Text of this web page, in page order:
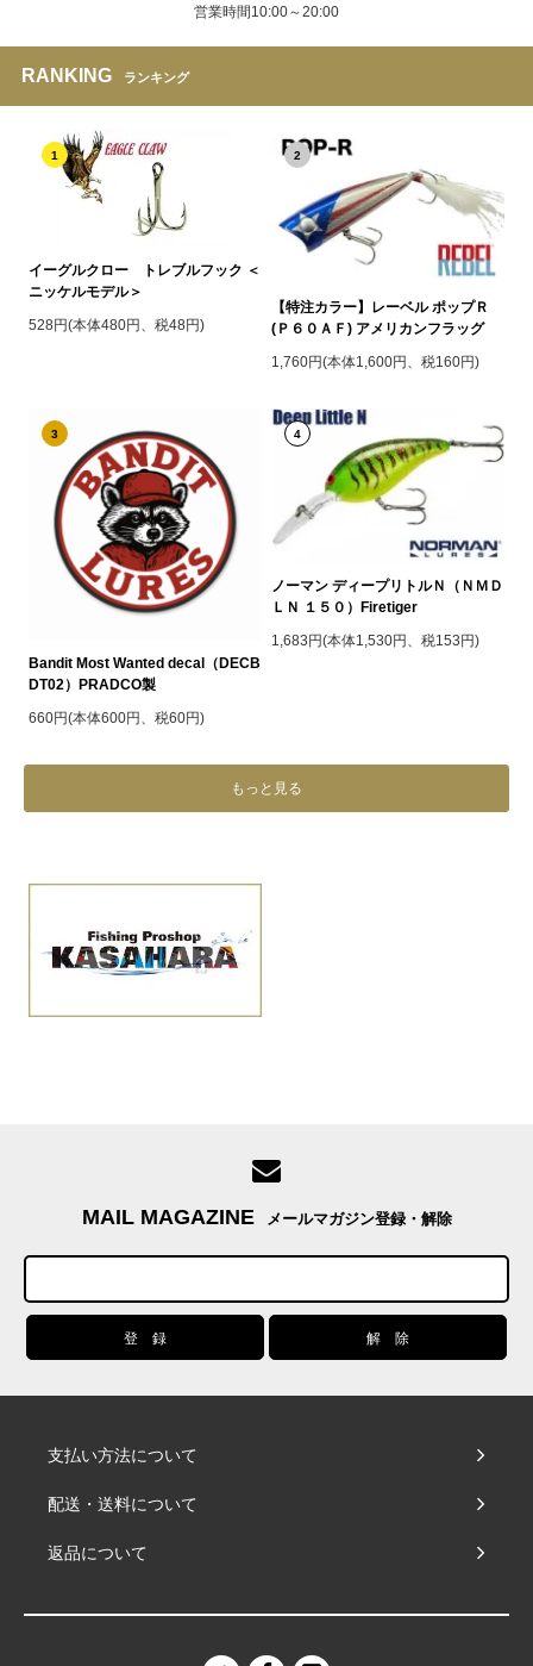
営業時間10:00～20:00
RANKING ランキング
1
イーグルクロー トレブルフック ＜
ニッケルモデル＞
528円(本体480円、税48円)
2
【特注カラー】レーベル ポップＲ
(Ｐ６０ＡＦ) アメリカンフラッグ
1,760円(本体1,600円、税160円)
3
Bandit Most Wanted decal（DECB
DT02）PRADCO製
660円(本体600円、税60円)
4
ノーマン ディープリトルＮ（ＮＭＤ
ＬＮ １５０）Firetiger
1,683円(本体1,530円、税153円)
もっと見る
MAIL MAGAZINE メールマガジン登録・解除
支払い方法について
配送・送料について
返品について